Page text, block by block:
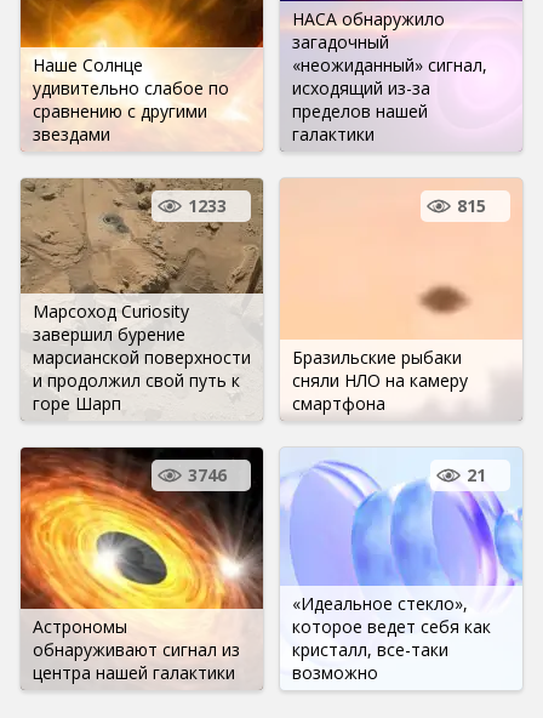
Наше Солнце
удивительно слабое по
сравнению с другими
звездами
НАСА обнаружило
загадочный
«неожиданный» сигнал,
исходящий из-за
пределов нашей
галактики
Марсоход Curiosity
завершил бурение
марсианской поверхности
и продолжил свой путь к
горе Шарп
1233
Бразильские рыбаки
сняли НЛО на камеру
смартфона
815
Астрономы
обнаруживают сигнал из
центра нашей галактики
3746
«Идеальное стекло»,
которое ведет себя как
кристалл, все-таки
возможно
21